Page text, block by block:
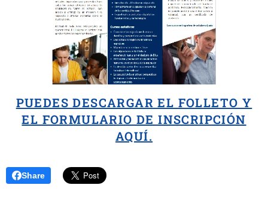
PUEDES DESCARGAR EL FOLLETO Y
EL FORMULARIO DE INSCRIPCIÓN
AQUÍ.
Share